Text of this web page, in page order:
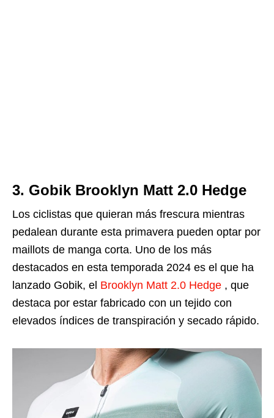
3. Gobik Brooklyn Matt 2.0 Hedge
Los ciclistas que quieran más frescura mientras
pedalean durante esta primavera pueden optar por
maillots de manga corta. Uno de los más
destacados en esta temporada 2024 es el que ha
lanzado Gobik, el Brooklyn Matt 2.0 Hedge , que
destaca por estar fabricado con un tejido con
elevados índices de transpiración y secado rápido.